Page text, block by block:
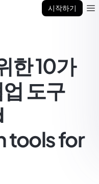
시작하기
한 10가
도구
tools for